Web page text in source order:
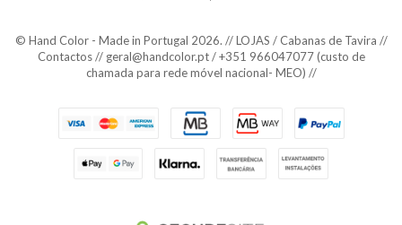
© Hand Color - Made in Portugal 2026. // LOJAS / Cabanas de Tavira //
Contactos // geral@handcolor.pt / +351 966047077 (custo de
chamada para rede móvel nacional- MEO) //